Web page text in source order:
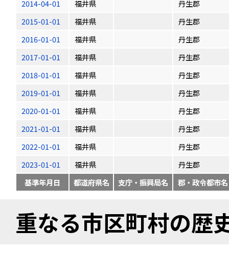
2014-04-01
福井県
丹生郡
2015-01-01
福井県
丹生郡
2016-01-01
福井県
丹生郡
2017-01-01
福井県
丹生郡
2018-01-01
福井県
丹生郡
2019-01-01
福井県
丹生郡
2020-01-01
福井県
丹生郡
2021-01-01
福井県
丹生郡
2022-01-01
福井県
丹生郡
2023-01-01
福井県
丹生郡
基準年月日
都道府県名 支庁・振興局名 郡・政令都市名
重なる市区町村の歴